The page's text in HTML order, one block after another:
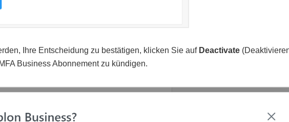
Ihre Entscheidung zu bestätigen, klicken Sie auf Deactivate
Business Abonnement zu kündigen.